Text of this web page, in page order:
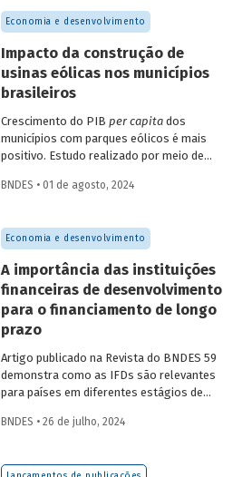
desafios desse percurso e a importância
de superá-los.
Economia e desenvolvimento
Impacto da construção de
usinas eólicas nos municípios
brasileiros
Crescimento do PIB per capitados
municípios com parques eólicos é mais
positivo. Estudo realizado por meio de
resultados mais significativos dois a três
dispersão posterior.
BNDES • 01 de agosto, 2024
Economia e desenvolvimento
A importância das instituições
financeiras de desenvolvimento
para o financiamento de longo
prazo
Artigo publicado na Revista do BNDES 59
demonstra como as IFDs são relevantes
para países em diferentes estágios de
de estabilidade quanto nos de crise
para o desenvolvimento sustentável.
BNDES • 26 de julho, 2024